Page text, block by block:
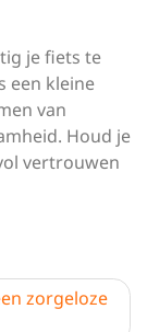
je fiets te
een kleine
van
Houd je
vertrouwen
zorgeloze